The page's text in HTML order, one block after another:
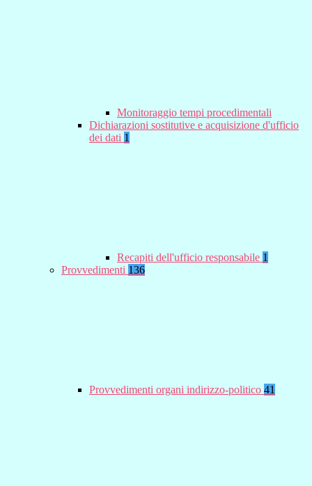
Monitoraggio tempi procedimentali
Dichiarazioni sostitutive e acquisizione d'ufficio
dei dati 1
Recapiti dell'ufficio responsabile 1
Provvedimenti 136
Provvedimenti organi indirizzo-politico 41